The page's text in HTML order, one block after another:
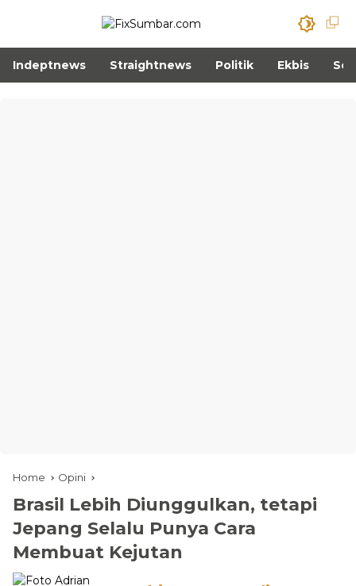
Indeptnews Straightnews Politik Ekbis
Home Opini
Brasil Lebih Diunggulkan, tetapi
Jepang Selalu Punya Cara
Membuat Kejutan